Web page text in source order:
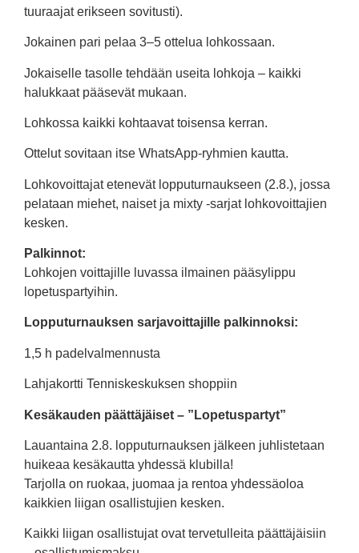
tuuraajat erikseen sovitusti).
Jokainen pari pelaa 3–5 ottelua lohkossaan.
Jokaiselle tasolle tehdään useita lohkoja – kaikki
halukkaat pääsevät mukaan.
Lohkossa kaikki kohtaavat toisensa kerran.
Ottelut sovitaan itse WhatsApp-ryhmien kautta.
Lohkovoittajat etenevät lopputurnaukseen (2.8.), jossa
pelataan miehet, naiset ja mixty -sarjat lohkovoittajien
kesken.
Palkinnot:
Lohkojen voittajille luvassa ilmainen pääsylippu
lopetuspartyihin.
Lopputurnauksen sarjavoittajille palkinnoksi:
1,5 h padelvalmennusta
Lahjakortti Tenniskeskuksen shoppiin
Kesäkauden päättäjäiset – ”Lopetuspartyt”
Lauantaina 2.8. lopputurnauksen jälkeen juhlistetaan
huikeaa kesäkautta yhdessä klubilla!
Tarjolla on ruokaa, juomaa ja rentoa yhdessäoloa
kaikkien liigan osallistujien kesken.
Kaikki liigan osallistujat ovat tervetulleita päättäjäisiin